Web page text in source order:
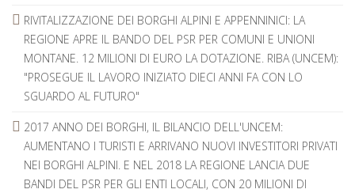
RIVITALIZZAZIONE DEI BORGHI ALPINI E APPENNINICI: LA
REGIONE APRE IL BANDO DEL PSR PER COMUNI E UNIONI
MONTANE. 12 MILIONI DI EURO LA DOTAZIONE. RIBA (UNCEM):
"PROSEGUE IL LAVORO INIZIATO DIECI ANNI FA CON LO
SGUARDO AL FUTURO"
2017 ANNO DEI BORGHI, IL BILANCIO DELL'UNCEM:
AUMENTANO I TURISTI E ARRIVANO NUOVI INVESTITORI PRIVATI
NEI BORGHI ALPINI. E NEL 2018 LA REGIONE LANCIA DUE
BANDI DEL PSR PER GLI ENTI LOCALI, CON 20 MILIONI DI